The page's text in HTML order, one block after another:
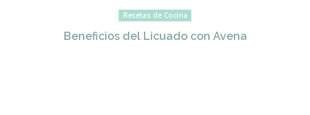
Recetas de Cocina
Beneficios del Licuado con Avena